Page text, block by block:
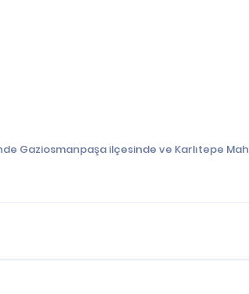
Gaziosmanpaşa ilçesinde ve Karlıtepe Mah